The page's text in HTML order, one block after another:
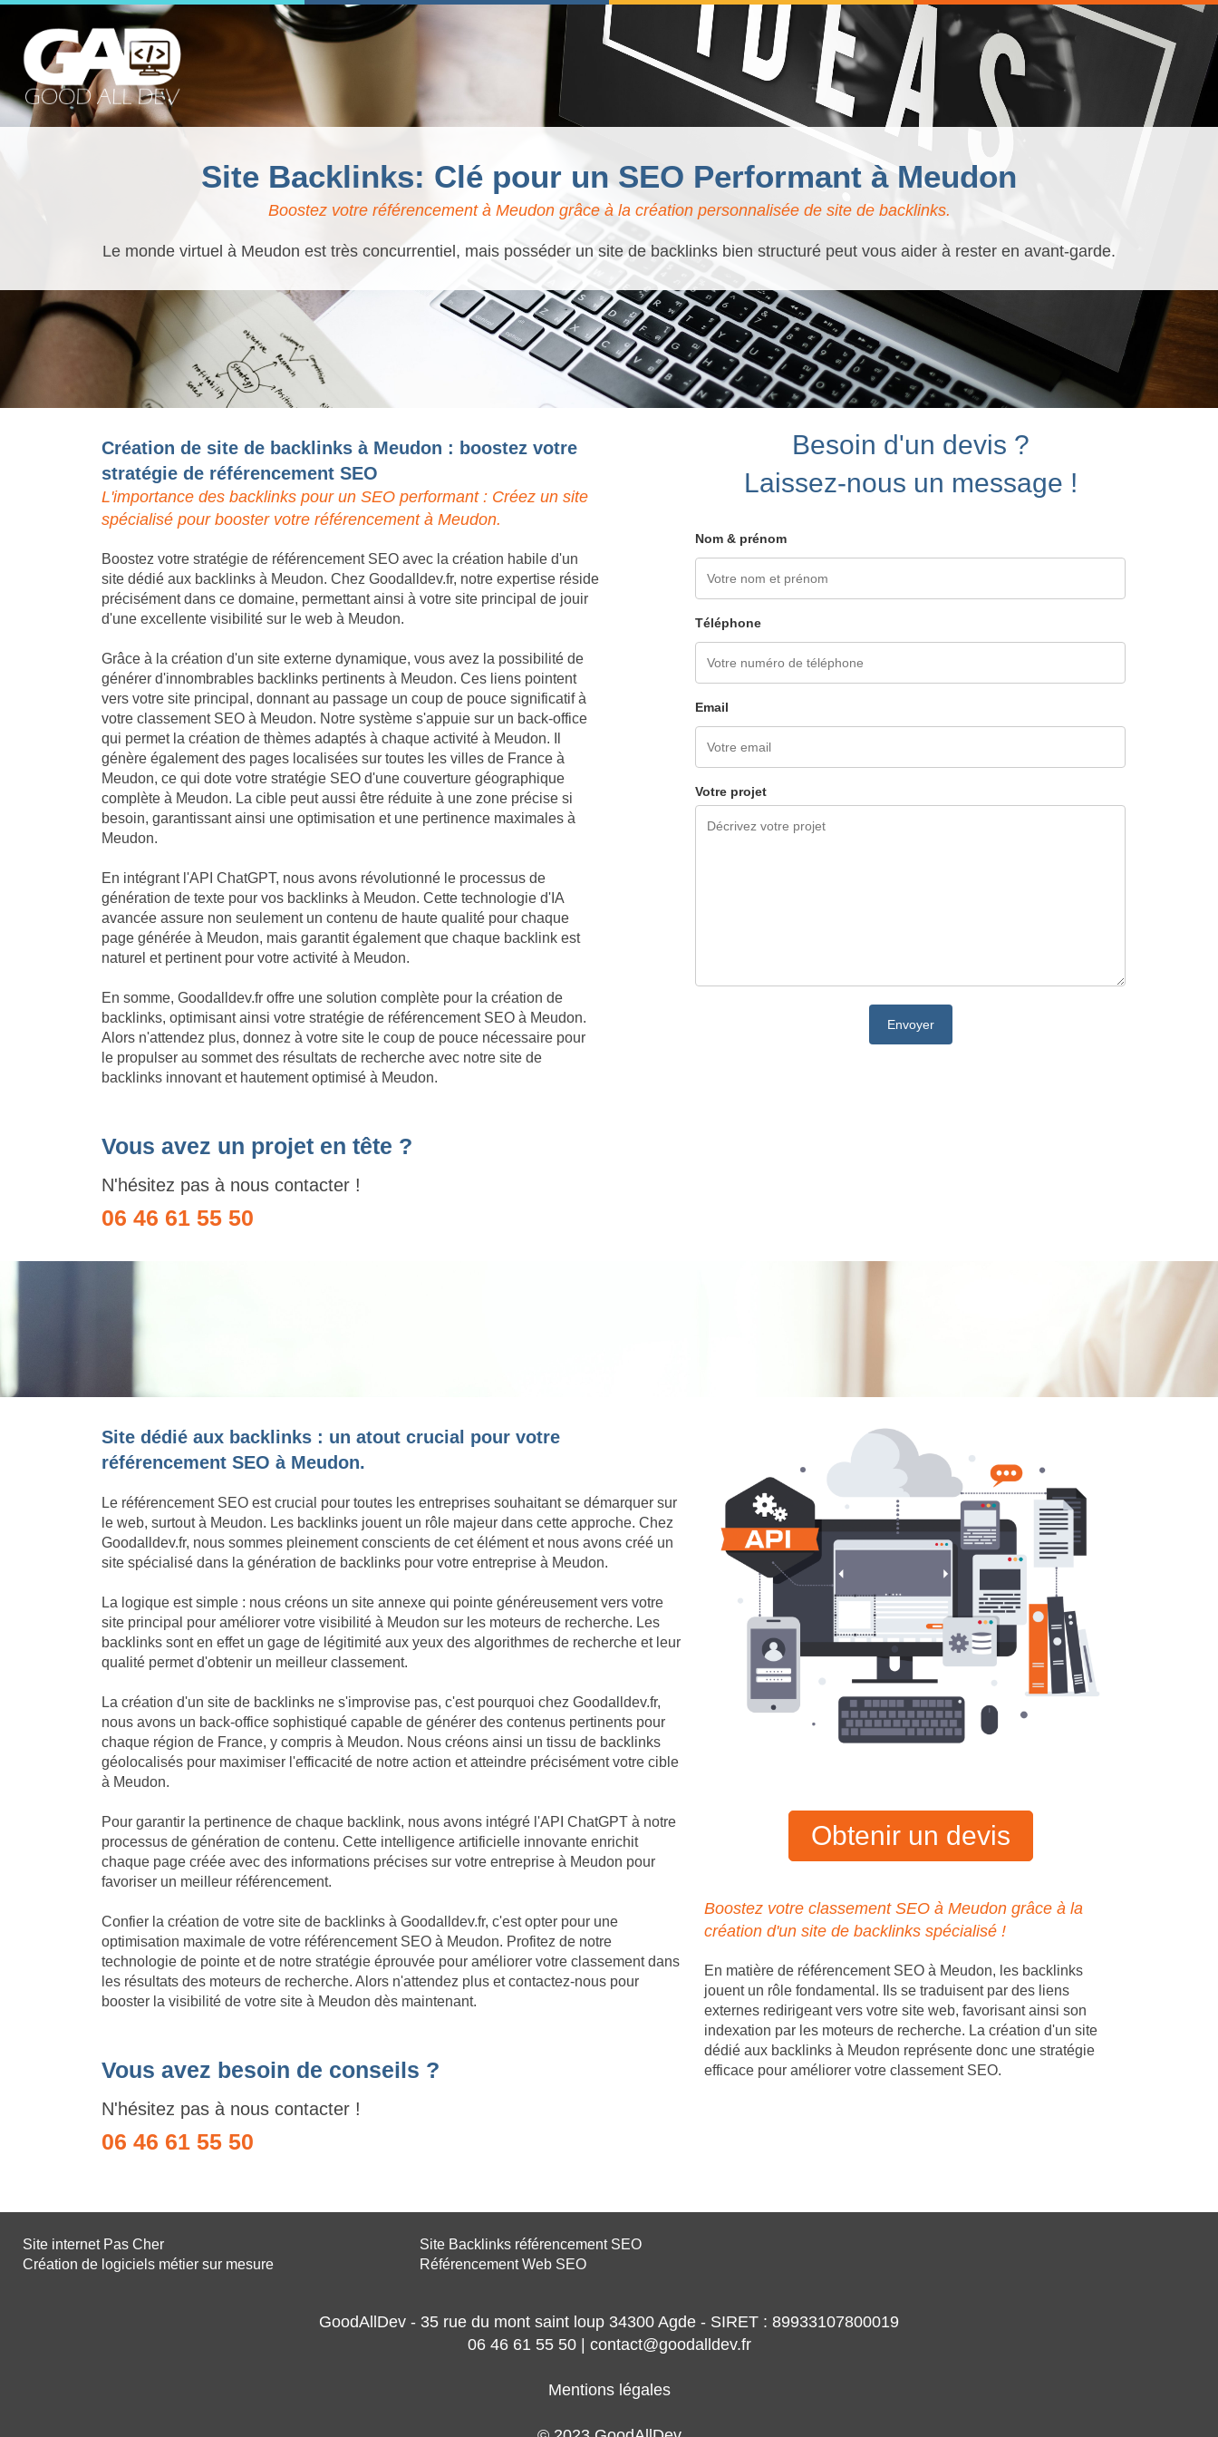
Site Backlinks: Clé pour un SEO Performant à Meudon
Boostez votre référencement à Meudon grâce à la création personnalisée de site de backlinks.
Le monde virtuel à Meudon est très concurrentiel, mais posséder un site de backlinks bien structuré peut vous aider à rester en avant-garde.
Création de site de backlinks à Meudon : boostez votre
stratégie de référencement SEO
L'importance des backlinks pour un SEO performant : Créez un site
spécialisé pour booster votre référencement à Meudon.
Boostez votre stratégie de référencement SEO avec la création habile d'un
site dédié aux backlinks à Meudon. Chez Goodalldev.fr, notre expertise réside
précisément dans ce domaine, permettant ainsi à votre site principal de jouir
d'une excellente visibilité sur le web à Meudon.
Grâce à la création d'un site externe dynamique, vous avez la possibilité de
générer d'innombrables backlinks pertinents à Meudon. Ces liens pointent
vers votre site principal, donnant au passage un coup de pouce significatif à
votre classement SEO à Meudon. Notre système s'appuie sur un back-office
qui permet la création de thèmes adaptés à chaque activité à Meudon. Il
génère également des pages localisées sur toutes les villes de France à
Meudon, ce qui dote votre stratégie SEO d'une couverture géographique
complète à Meudon. La cible peut aussi être réduite à une zone précise si
besoin, garantissant ainsi une optimisation et une pertinence maximales à
Meudon.
En intégrant l'API ChatGPT, nous avons révolutionné le processus de
génération de texte pour vos backlinks à Meudon. Cette technologie d'IA
avancée assure non seulement un contenu de haute qualité pour chaque
page générée à Meudon, mais garantit également que chaque backlink est
naturel et pertinent pour votre activité à Meudon.
En somme, Goodalldev.fr offre une solution complète pour la création de
backlinks, optimisant ainsi votre stratégie de référencement SEO à Meudon.
Alors n'attendez plus, donnez à votre site le coup de pouce nécessaire pour
le propulser au sommet des résultats de recherche avec notre site de
backlinks innovant et hautement optimisé à Meudon.
Vous avez un projet en tête ?
N'hésitez pas à nous contacter !
06 46 61 55 50
Besoin d'un devis ?
Laissez-nous un message !
Nom & prénom
Téléphone
Email
Votre projet
Site dédié aux backlinks : un atout crucial pour votre
référencement SEO à Meudon.
Le référencement SEO est crucial pour toutes les entreprises souhaitant se démarquer sur
le web, surtout à Meudon. Les backlinks jouent un rôle majeur dans cette approche. Chez
Goodalldev.fr, nous sommes pleinement conscients de cet élément et nous avons créé un
site spécialisé dans la génération de backlinks pour votre entreprise à Meudon.
La logique est simple : nous créons un site annexe qui pointe généreusement vers votre
site principal pour améliorer votre visibilité à Meudon sur les moteurs de recherche. Les
backlinks sont en effet un gage de légitimité aux yeux des algorithmes de recherche et leur
qualité permet d'obtenir un meilleur classement.
La création d'un site de backlinks ne s'improvise pas, c'est pourquoi chez Goodalldev.fr,
nous avons un back-office sophistiqué capable de générer des contenus pertinents pour
chaque région de France, y compris à Meudon. Nous créons ainsi un tissu de backlinks
géolocalisés pour maximiser l'efficacité de notre action et atteindre précisément votre cible
à Meudon.
Pour garantir la pertinence de chaque backlink, nous avons intégré l'API ChatGPT à notre
processus de génération de contenu. Cette intelligence artificielle innovante enrichit
chaque page créée avec des informations précises sur votre entreprise à Meudon pour
favoriser un meilleur référencement.
Confier la création de votre site de backlinks à Goodalldev.fr, c'est opter pour une
optimisation maximale de votre référencement SEO à Meudon. Profitez de notre
technologie de pointe et de notre stratégie éprouvée pour améliorer votre classement dans
les résultats des moteurs de recherche. Alors n'attendez plus et contactez-nous pour
booster la visibilité de votre site à Meudon dès maintenant.
Vous avez besoin de conseils ?
N'hésitez pas à nous contacter !
06 46 61 55 50
Obtenir un devis
Boostez votre classement SEO à Meudon grâce à la
création d'un site de backlinks spécialisé !
En matière de référencement SEO à Meudon, les backlinks
jouent un rôle fondamental. Ils se traduisent par des liens
externes redirigeant vers votre site web, favorisant ainsi son
indexation par les moteurs de recherche. La création d'un site
dédié aux backlinks à Meudon représente donc une stratégie
efficace pour améliorer votre classement SEO.
Site internet Pas Cher
Création de logiciels métier sur mesure
Site Backlinks référencement SEO
Référencement Web SEO
GoodAllDev - 35 rue du mont saint loup 34300 Agde - SIRET : 89933107800019
06 46 61 55 50 | contact@goodalldev.fr
Mentions légales